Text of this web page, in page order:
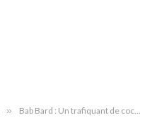
» Bab Bard : Un trafiquant de cocaïne arrêté en flagrant délit avec 28 doses